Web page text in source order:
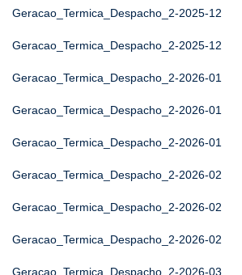
Geracao_Termica_Despacho_2-2025-12
Geracao_Termica_Despacho_2-2025-12
Geracao_Termica_Despacho_2-2026-01
Geracao_Termica_Despacho_2-2026-01
Geracao_Termica_Despacho_2-2026-01
Geracao_Termica_Despacho_2-2026-02
Geracao_Termica_Despacho_2-2026-02
Geracao_Termica_Despacho_2-2026-02
Geracao_Termica_Despacho_2-2026-03